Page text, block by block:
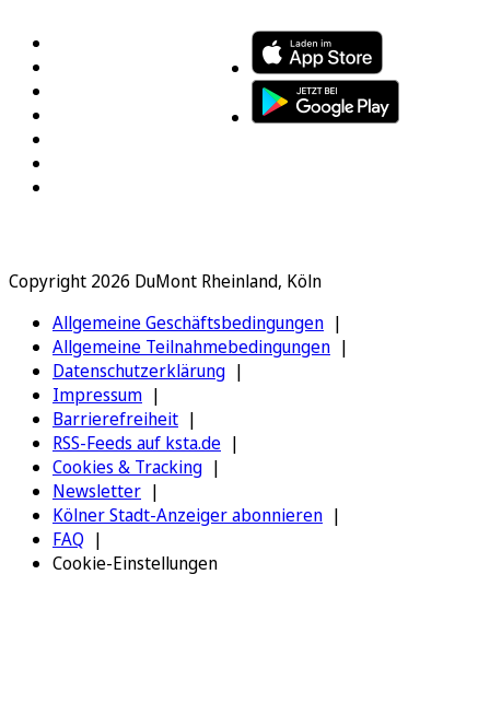
Copyright 2026 DuMont Rheinland, Köln
Allgemeine Geschäftsbedingungen
Allgemeine Teilnahmebedingungen
Datenschutzerklärung
Impressum
Barrierefreiheit
RSS-Feeds auf ksta.de
Cookies & Tracking
Newsletter
Kölner Stadt-Anzeiger abonnieren
FAQ
Cookie-Einstellungen